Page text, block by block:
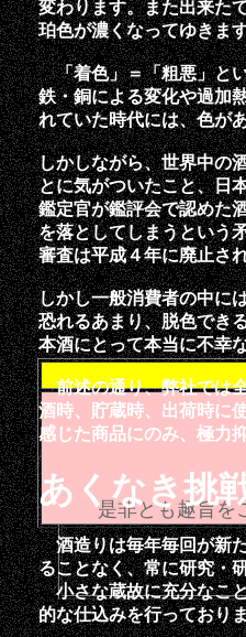
変わります。また出来た
珀色が濃くなってゆきま
「着色」＝「粗悪」とい
鉄・銅による変化や過加
れていた時代には、色が
しかしながら、世界中の
とに気がついたこと、日
鑑定官が鑑評会で認めた
を落としてしまうという
審査は平成４年に廃止さ
しかし一般消費者の中に
恐れるあまり、脱色でき
本酒にとって本当に不幸
前述の通り、弊社では全
酒時、貯蔵時、出荷時に
感じた商品にのみ、極力
あくなき挑
酒造りは毎年毎回が新た
ることなく、常に研究・
小さな蔵故に充分なこと
的な仕込みを行っており
是非とも趣旨を
昭和60,平成